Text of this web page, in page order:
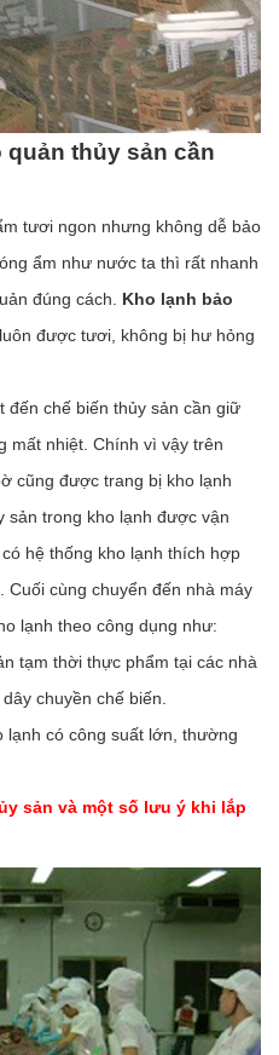
quản thủy sản cần
tươi ngon nhưng không dễ bảo
ẩm như nước ta thì rất nhanh
đúng cách. Kho lạnh bảo
được tươi, không bị hư hỏng
đến chế biến thủy sản cần giữ
mất nhiệt. Chính vì vậy trên
cũng được trang bị kho lạnh
sản trong kho lạnh được vận
hệ thống kho lạnh thích hợp
Cuối cùng chuyển đến nhà máy
lạnh theo công dụng như:
tạm thời thực phẩm tại các nhà
chuyền chế biến.
có công suất lớn, thường
sản và một số lưu ý khi lắp